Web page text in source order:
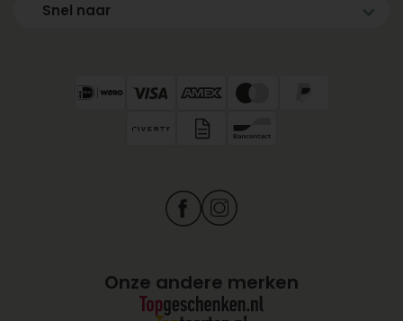
Snel naar
Onze andere merken